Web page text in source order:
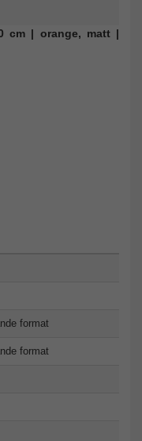
cm | orange, matt |
format
format